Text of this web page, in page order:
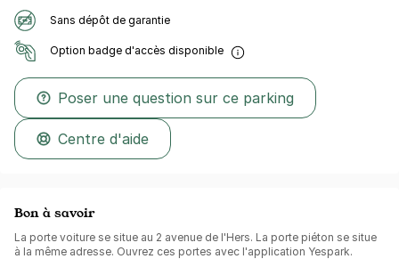
Sans dépôt de garantie
Option badge d'accès disponible
Poser une question sur ce parking
Centre d'aide
Bon à savoir
La porte voiture se situe au 2 avenue de l'Hers. La porte piéton se situe
à la même adresse. Ouvrez ces portes avec l'application Yespark.